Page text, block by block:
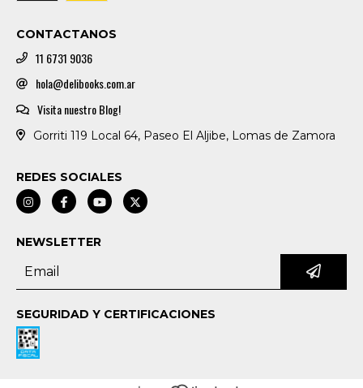
CONTACTANOS
11 6731 9036
hola@delibooks.com.ar
Visita nuestro Blog!
Gorriti 119 Local 64, Paseo El Aljibe, Lomas de Zamora
REDES SOCIALES
NEWSLETTER
SEGURIDAD Y CERTIFICACIONES